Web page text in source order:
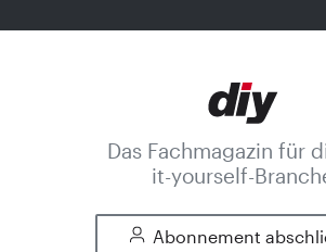
Das Fachmagazin für
it-yourself-
Abonnement